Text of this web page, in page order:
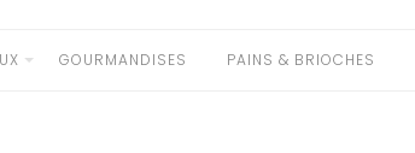
GOURMANDISES PAINS & BRIOCHES